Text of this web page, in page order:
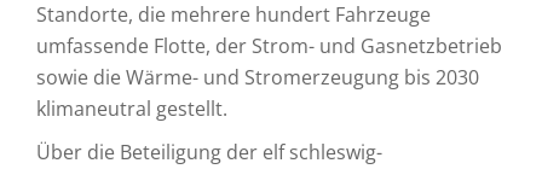
Standorte, die mehrere hundert Fahrzeuge
umfassende Flotte, der Strom- und Gasnetzbetrieb
sowie die Wärme- und Stromerzeugung bis 2030
klimaneutral gestellt.
Über die Beteiligung der elf schleswig-